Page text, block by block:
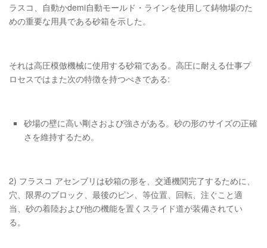
ラスコ、自動かdemi自動モールド・ラインを使用して鋳物場のた
めの重要な用具である砂箱を示した。
それは高圧模倣機械に使用する砂箱である。高圧に耐える仕事プ
ロセスではまた次の特徴を持つべきである:
砂場の壁に高い剛さおよび強さがある。砂の形のサイズの正確
さを維持するため。
2) フラスコ アセンブリは砂箱の形を、交通機関完了するために、
穴、限界のブロック、最後のピン、等位置、回転、注ぐこと適
当、砂の着陸および他の機能を置くスライド道が装備されてい
る。